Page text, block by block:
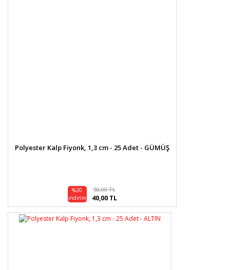
Polyester Kalp Fiyonk, 1,3 cm - 25 Adet - GÜMÜŞ
%20
indirim
50,00 TL
40,00 TL